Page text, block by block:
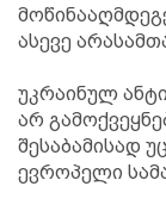
ასევე
უკრაინულ
არ
შესაბამისად
ევროპელი